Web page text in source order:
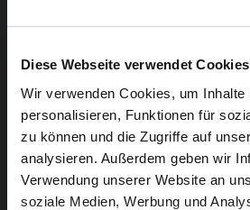
Diese Webseite verwendet Cookies
Wir verwenden Cookies, um Inhalte
personalisieren, Funktionen für
zu können und die Zugriffe auf
analysieren. Außerdem geben wir
Verwendung unserer Website an
soziale Medien, Werbung und
Frühjahr 2017 startete die Band
Vorprogramm für die Genre-
LIGHT, ging es über Lausanne
Schweiz nach Prag und
Wien in Österreich, bevor man
Belgien zurückkehrte und die Tour
Ende kam. Im darauffolgenden